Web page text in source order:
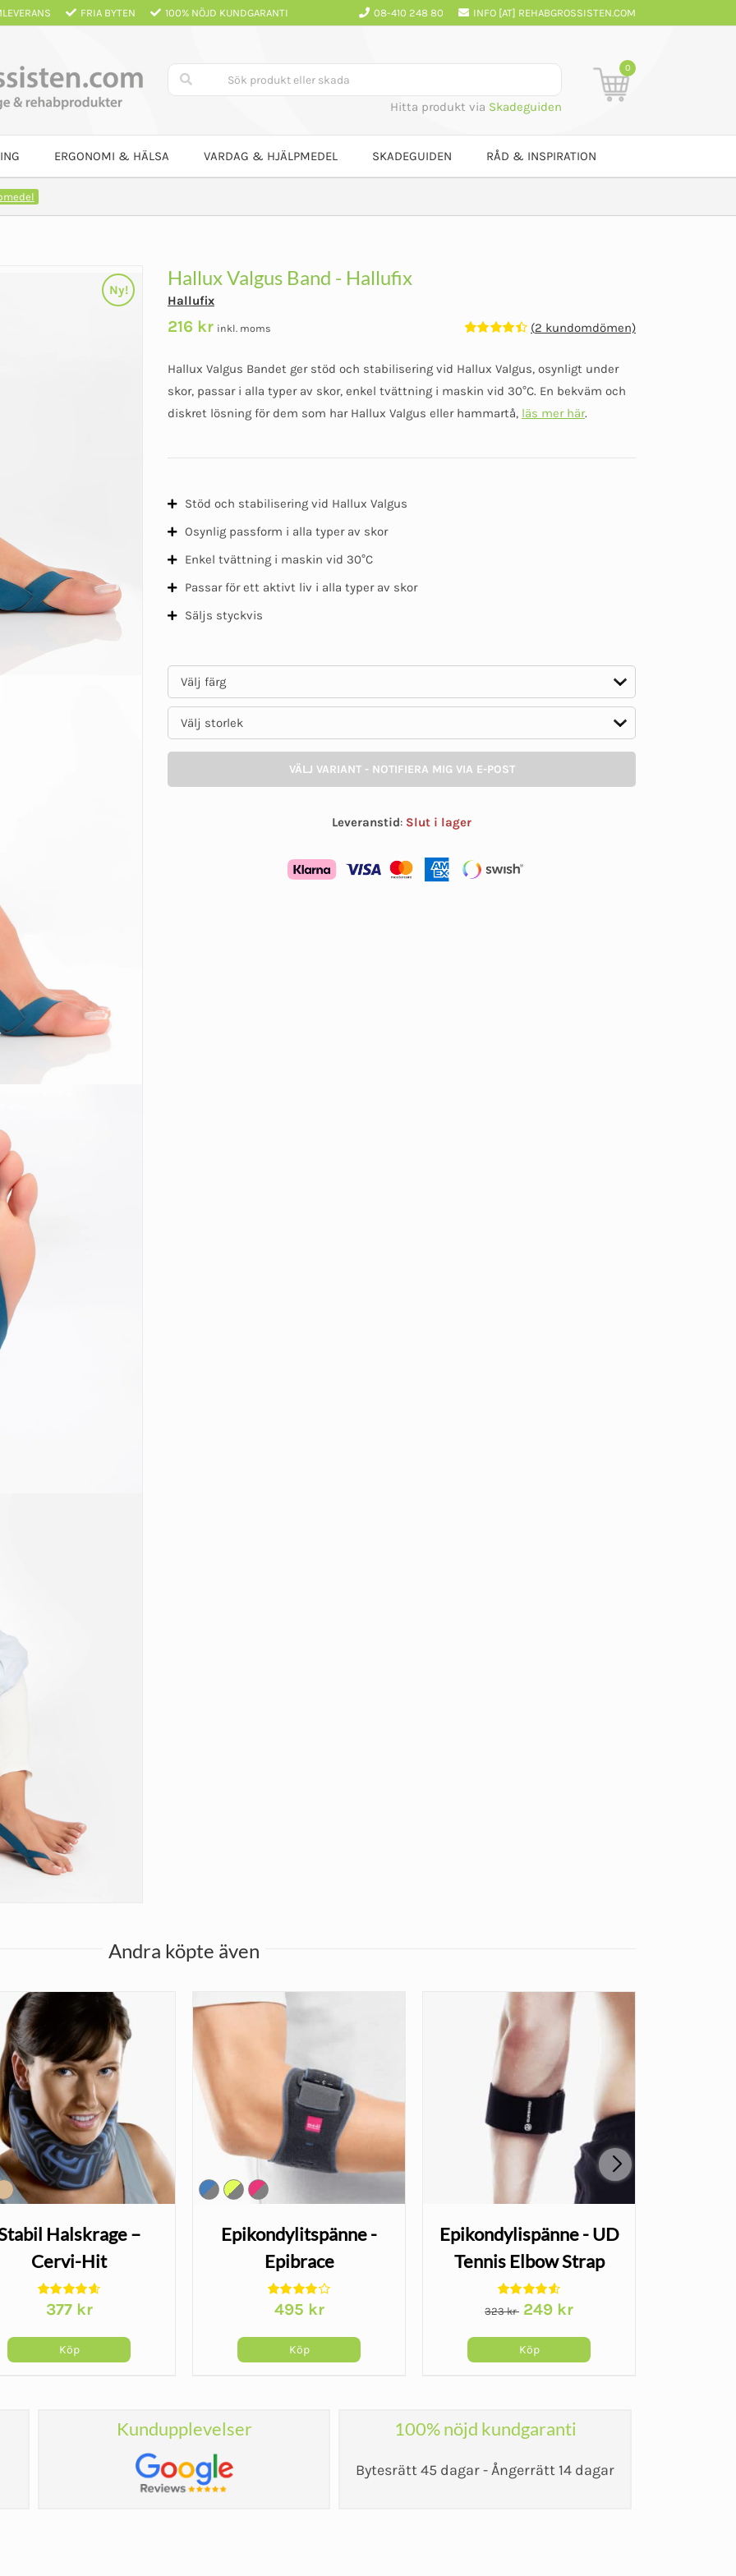
FRIA BYTEN 100% NÖJD KUNDGARANTI 08-410 248 80 INFO [AT] REHABGROSSISTEN.COM
Hitta produkt via Skadeguiden
0
ERGONOMI & HÄLSA VARDAG & HJÄLPMEDEL SKADEGUIDEN RÅD & INSPIRATION
Ny!
Hallux Valgus Band - Hallufix
Hallufix
216 kr inkl. moms
baserat på
(2 kundomdömen)
Hallux Valgus Bandet ger stöd och stabilisering vid Hallux Valgus, osynligt under
skor, passar i alla typer av skor, enkel tvättning i maskin vid 30°C. En bekväm och
diskret lösning för dem som har Hallux Valgus eller hammartå, läs mer här.
Stöd och stabilisering vid Hallux Valgus
Osynlig passform i alla typer av skor
Enkel tvättning i maskin vid 30°C
Passar för ett aktivt liv i alla typer av skor
Säljs styckvis
VÄLJ VARIANT - NOTIFIERA MIG VIA E-POST
Leveranstid: Slut i lager
Andra köpte även
Halskrage –
Cervi-Hit
377 kr
Köp
Epikondylitspänne -
Epibrace
495 kr
Köp
Epikondylispänne - UD
Tennis Elbow Strap
323kr Det
priset
249 krDet
Köp
Kundupplevelser 100% nöjd kundgaranti
Bytesrätt 45 dagar - Ångerrätt 14 dagar